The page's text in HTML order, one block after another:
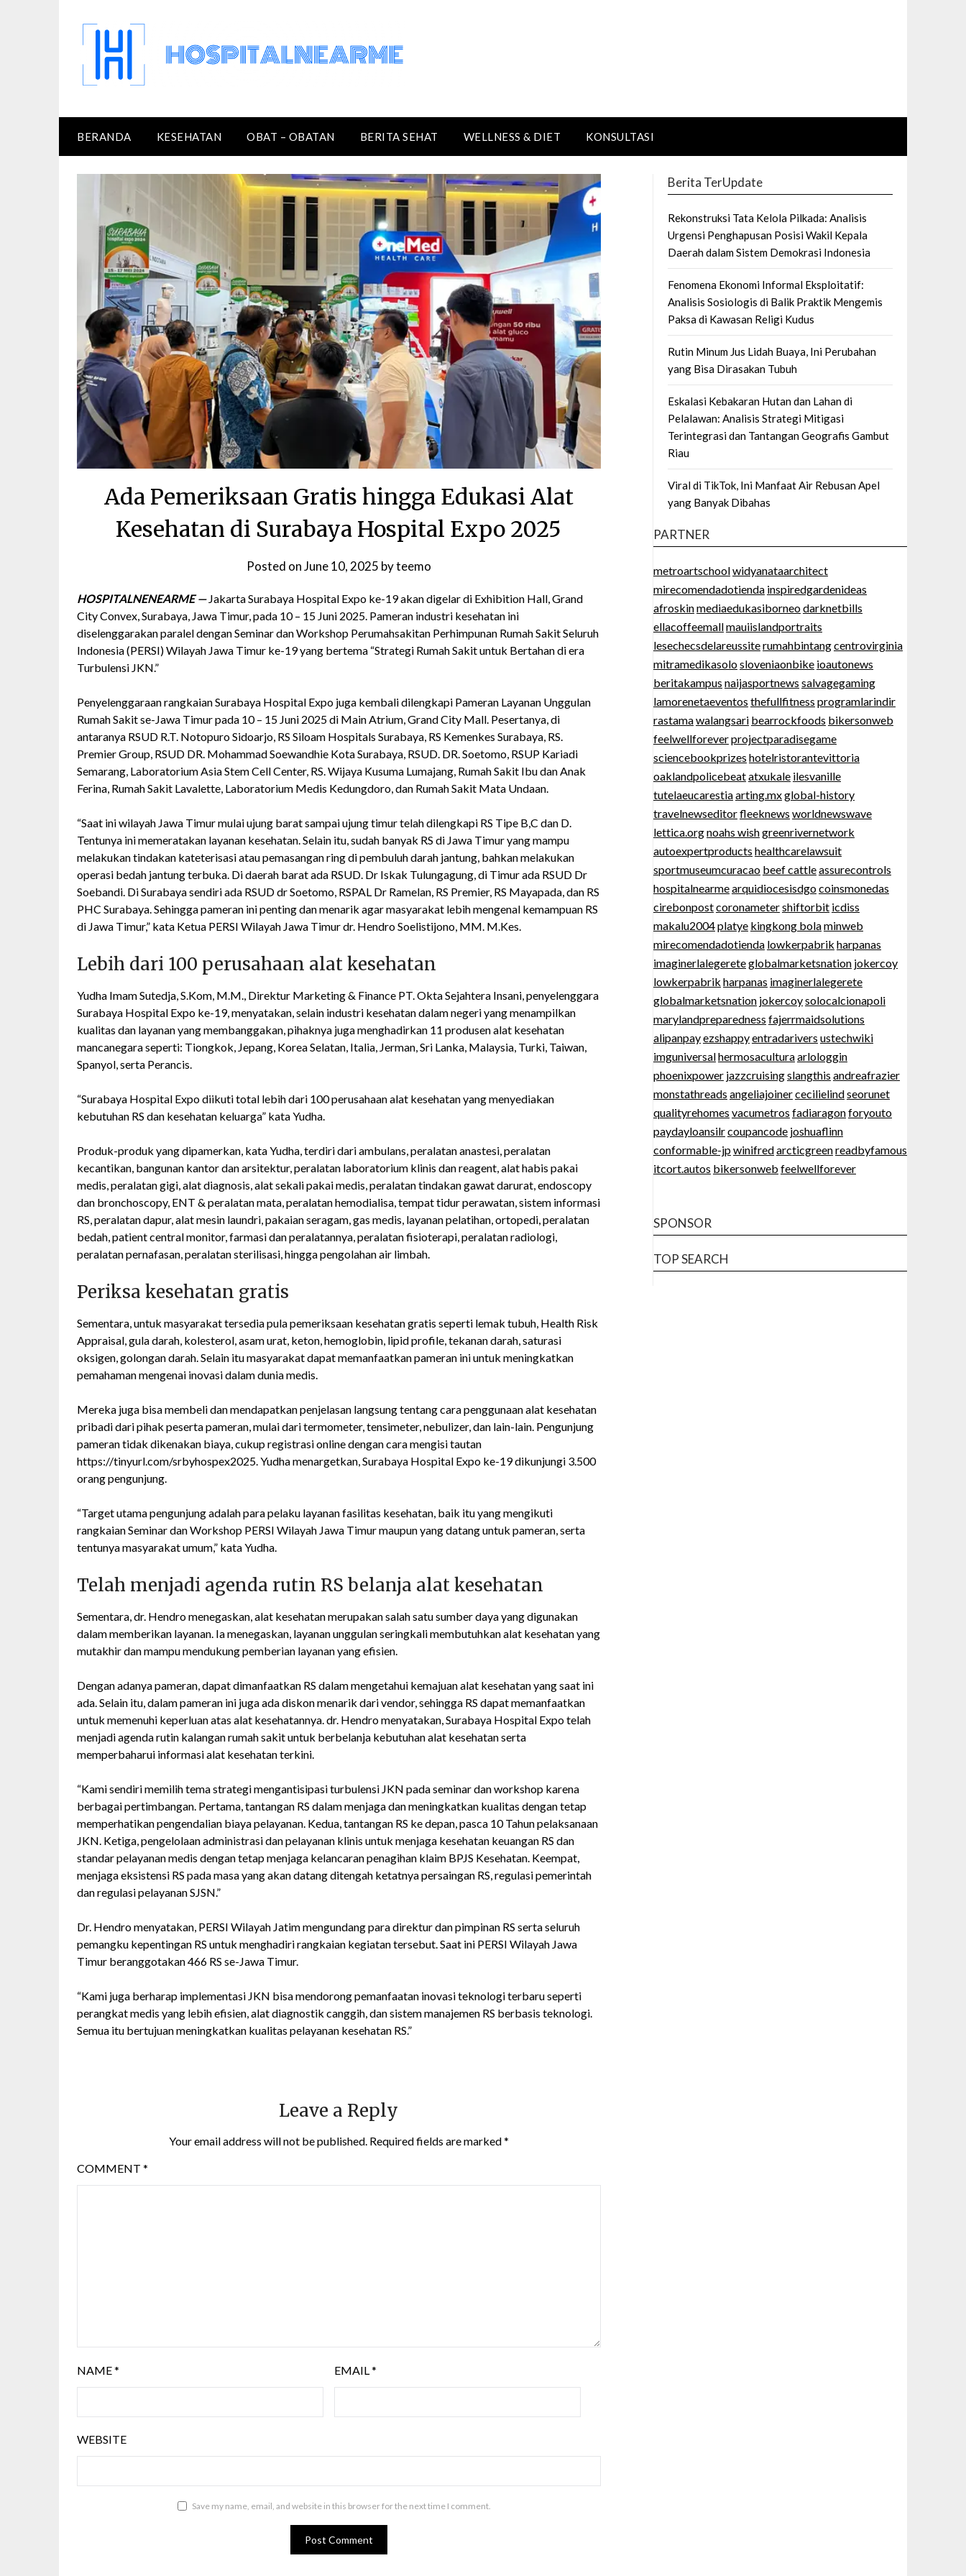
BERANDA KESEHATAN OBAT – OBATAN BERITA SEHAT WELLNESS & DIET KONSULTASI
Ada Pemeriksaan Gratis hingga Edukasi Alat
Kesehatan di Surabaya Hospital Expo 2025
Posted onJune 10, 2025 byteemo
HOSPITALNENEARME —Jakarta Surabaya Hospital Expo ke-19 akan digelar di Exhibition Hall, Grand
City Convex, Surabaya, Jawa Timur, pada 10 – 15 Juni 2025. Pameran industri kesehatan ini
diselenggarakan paralel dengan Seminar dan Workshop Perumahsakitan Perhimpunan Rumah Sakit Seluruh
Indonesia (PERSI) Wilayah Jawa Timur ke-19 yang bertema “Strategi Rumah Sakit untuk Bertahan di era
Turbulensi JKN.”
Penyelenggaraan rangkaian Surabaya Hospital Expo juga kembali dilengkapi Pameran Layanan Unggulan
Rumah Sakit se-Jawa Timur pada 10 – 15 Juni 2025 di Main Atrium, Grand City Mall. Pesertanya, di
antaranya RSUD R.T. Notopuro Sidoarjo, RS Siloam Hospitals Surabaya, RS Kemenkes Surabaya, RS.
Premier Group, RSUD DR. Mohammad Soewandhie Kota Surabaya, RSUD. DR. Soetomo, RSUP Kariadi
Semarang, Laboratorium Asia Stem Cell Center, RS. Wijaya Kusuma Lumajang, Rumah Sakit Ibu dan Anak
Ferina, Rumah Sakit Lavalette, Laboratorium Medis Kedungdoro, dan Rumah Sakit Mata Undaan.
“Saat ini wilayah Jawa Timur mulai ujung barat sampai ujung timur telah dilengkapi RS Tipe B,C dan D.
Tentunya ini memeratakan layanan kesehatan. Selain itu, sudah banyak RS di Jawa Timur yang mampu
melakukan tindakan kateterisasi atau pemasangan ring di pembuluh darah jantung, bahkan melakukan
operasi bedah jantung terbuka. Di daerah barat ada RSUD. Dr Iskak Tulungagung, di Timur ada RSUD Dr
Soebandi. Di Surabaya sendiri ada RSUD dr Soetomo, RSPAL Dr Ramelan, RS Premier, RS Mayapada, dan RS
PHC Surabaya. Sehingga pameran ini penting dan menarik agar masyarakat lebih mengenal kemampuan RS
di Jawa Timur,” kata Ketua PERSI Wilayah Jawa Timur dr. Hendro Soelistijono, MM. M.Kes.
Lebih dari 100 perusahaan alat kesehatan
Yudha Imam Sutedja, S.Kom, M.M., Direktur Marketing & Finance PT. Okta Sejahtera Insani, penyelenggara
Surabaya Hospital Expo ke-19, menyatakan, selain industri kesehatan dalam negeri yang menampilkan
kualitas dan layanan yang membanggakan, pihaknya juga menghadirkan 11 produsen alat kesehatan
mancanegara seperti: Tiongkok, Jepang, Korea Selatan, Italia, Jerman, Sri Lanka, Malaysia, Turki, Taiwan,
Spanyol, serta Perancis.
“Surabaya Hospital Expo diikuti total lebih dari 100 perusahaan alat kesehatan yang menyediakan
kebutuhan RS dan kesehatan keluarga” kata Yudha.
Produk-produk yang dipamerkan, kata Yudha, terdiri dari ambulans, peralatan anastesi, peralatan
kecantikan, bangunan kantor dan arsitektur, peralatan laboratorium klinis dan reagent, alat habis pakai
medis, peralatan gigi, alat diagnosis, alat sekali pakai medis, peralatan tindakan gawat darurat, endoscopy
dan bronchoscopy, ENT & peralatan mata, peralatan hemodialisa, tempat tidur perawatan, sistem informasi
RS, peralatan dapur, alat mesin laundri, pakaian seragam, gas medis, layanan pelatihan, ortopedi, peralatan
bedah, patient central monitor, farmasi dan peralatannya, peralatan fisioterapi, peralatan radiologi,
peralatan pernafasan, peralatan sterilisasi, hingga pengolahan air limbah.
Periksa kesehatan gratis
Sementara, untuk masyarakat tersedia pula pemeriksaan kesehatan gratis seperti lemak tubuh, Health Risk
Appraisal, gula darah, kolesterol, asam urat, keton, hemoglobin, lipid profile, tekanan darah, saturasi
oksigen, golongan darah. Selain itu masyarakat dapat memanfaatkan pameran ini untuk meningkatkan
pemahaman mengenai inovasi dalam dunia medis.
Mereka juga bisa membeli dan mendapatkan penjelasan langsung tentang cara penggunaan alat kesehatan
pribadi dari pihak peserta pameran, mulai dari termometer, tensimeter, nebulizer, dan lain-lain. Pengunjung
pameran tidak dikenakan biaya, cukup registrasi online dengan cara mengisi tautan
https://tinyurl.com/srbyhospex2025. Yudha menargetkan, Surabaya Hospital Expo ke-19 dikunjungi 3.500
orang pengunjung.
“Target utama pengunjung adalah para pelaku layanan fasilitas kesehatan, baik itu yang mengikuti
rangkaian Seminar dan Workshop PERSI Wilayah Jawa Timur maupun yang datang untuk pameran, serta
tentunya masyarakat umum,” kata Yudha.
Telah menjadi agenda rutin RS belanja alat kesehatan
Sementara, dr. Hendro menegaskan, alat kesehatan merupakan salah satu sumber daya yang digunakan
dalam memberikan layanan. Ia menegaskan, layanan unggulan seringkali membutuhkan alat kesehatan yang
mutakhir dan mampu mendukung pemberian layanan yang efisien.
Dengan adanya pameran, dapat dimanfaatkan RS dalam mengetahui kemajuan alat kesehatan yang saat ini
ada. Selain itu, dalam pameran ini juga ada diskon menarik dari vendor, sehingga RS dapat memanfaatkan
untuk memenuhi keperluan atas alat kesehatannya. dr. Hendro menyatakan, Surabaya Hospital Expo telah
menjadi agenda rutin kalangan rumah sakit untuk berbelanja kebutuhan alat kesehatan serta
memperbaharui informasi alat kesehatan terkini.
“Kami sendiri memilih tema strategi mengantisipasi turbulensi JKN pada seminar dan workshop karena
berbagai pertimbangan. Pertama, tantangan RS dalam menjaga dan meningkatkan kualitas dengan tetap
memperhatikan pengendalian biaya pelayanan. Kedua, tantangan RS ke depan, pasca 10 Tahun pelaksanaan
JKN. Ketiga, pengelolaan administrasi dan pelayanan klinis untuk menjaga kesehatan keuangan RS dan
standar pelayanan medis dengan tetap menjaga kelancaran penagihan klaim BPJS Kesehatan. Keempat,
menjaga eksistensi RS pada masa yang akan datang ditengah ketatnya persaingan RS, regulasi pemerintah
dan regulasi pelayanan SJSN.”
Dr. Hendro menyatakan, PERSI Wilayah Jatim mengundang para direktur dan pimpinan RS serta seluruh
pemangku kepentingan RS untuk menghadiri rangkaian kegiatan tersebut. Saat ini PERSI Wilayah Jawa
Timur beranggotakan 466 RS se-Jawa Timur.
“Kami juga berharap implementasi JKN bisa mendorong pemanfaatan inovasi teknologi terbaru seperti
perangkat medis yang lebih efisien, alat diagnostik canggih, dan sistem manajemen RS berbasis teknologi.
Semua itu bertujuan meningkatkan kualitas pelayanan kesehatan RS.”
Leave a Reply
Your email address will not be published. Required fields are marked*
COMMENT *
NAME* EMAIL*
WEBSITE
Save my name, email, and website in this browser for the next time I comment.
Berita TerUpdate
Rekonstruksi Tata Kelola Pilkada: Analisis
Urgensi Penghapusan Posisi Wakil Kepala
Daerah dalam Sistem Demokrasi Indonesia
Fenomena Ekonomi Informal Eksploitatif:
Analisis Sosiologis di Balik Praktik Mengemis
Paksa di Kawasan Religi Kudus
Rutin Minum Jus Lidah Buaya, Ini Perubahan
yang Bisa Dirasakan Tubuh
Eskalasi Kebakaran Hutan dan Lahan di
Pelalawan: Analisis Strategi Mitigasi
Terintegrasi dan Tantangan Geografis Gambut
Riau
Viral di TikTok, Ini Manfaat Air Rebusan Apel
yang Banyak Dibahas
PARTNER
metroartschoolwidyanataarchitect
mirecomendadotienda inspiredgardenideas
afroskinmediaedukasiborneodarknetbills
ellacoffeemallmauiislandportraits
lesechecsdelareussiterumahbintangcentrovirginia
mitramedikasolosloveniaonbike ioautonews
beritakampus naijasportnews salvagegaming
lamorenetaeventos thefullfitness programlarindir
rastamawalangsari bearrockfoods bikersonweb
feelwellforeverprojectparadisegame
sciencebookprizes hotelristorantevittoria
oaklandpolicebeatatxukale ilesvanille
tutelaeucarestiaarting.mxglobal-history
travelnewseditorfleeknews worldnewswave
lettica.orgnoahs wishgreenrivernetwork
autoexpertproducts healthcarelawsuit
sportmuseumcuracao beef cattleassurecontrols
hospitalnearmearquidiocesisdgocoinsmonedas
cirebonpostcoronametershiftorbit icdiss
makalu2004platye kingkong bolaminweb
mirecomendadotienda lowkerpabrik harpanas
imaginerlalegereteglobalmarketsnation jokercoy
lowkerpabrik harpanas imaginerlalegerete
globalmarketsnation jokercoysolocalcionapoli
marylandpreparedness fajerrmaidsolutions
alipanpayezshappyentradarivers ustechwiki
imguniversalhermosaculturaarlologgin
phoenixpower jazzcruisingslangthis andreafrazier
monstathreads angeliajoinercecilielindseorunet
qualityrehomes vacumetros fadiaragonforyouto
paydayloansilrcoupancode joshuaflinn
conformable-jpwinifredarcticgreenreadbyfamous
itcort.autos bikersonweb feelwellforever
SPONSOR
TOP SEARCH